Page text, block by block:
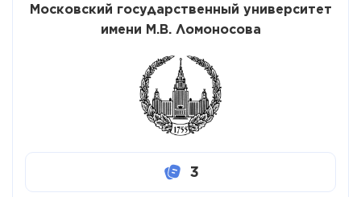
Московский государственный университет
имени М.В. Ломоносова
3